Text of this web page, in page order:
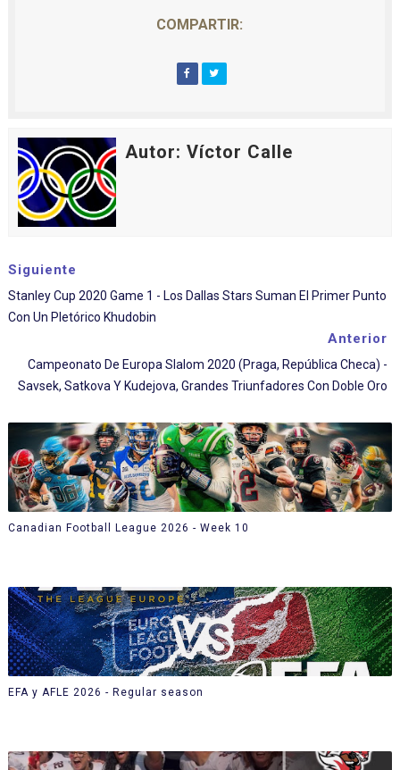
COMPARTIR:
Autor: Víctor Calle
Siguiente
Stanley Cup 2020 Game 1 - Los Dallas Stars Suman El Primer Punto
Con Un Pletórico Khudobin
Anterior
Campeonato De Europa Slalom 2020 (Praga, República Checa) -
Savsek, Satkova Y Kudejova, Grandes Triunfadores Con Doble Oro
Canadian Football League 2026 - Week 10
EFA y AFLE 2026 - Regular season